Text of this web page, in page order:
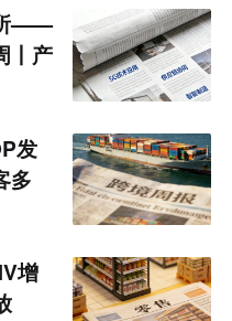
——
丨产
发
多
周
增